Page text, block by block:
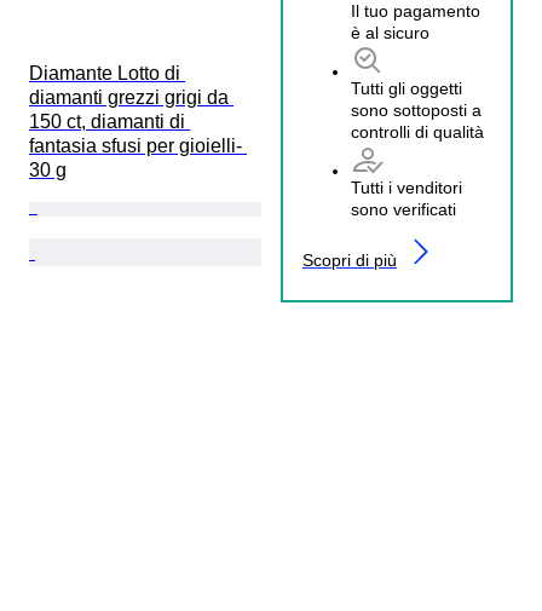
Il tuo pagamento
è al sicuro
Tutti gli oggetti
sono sottoposti a
controlli di qualità
Tutti i venditori
sono verificati
Scopri di più
Diamante Lotto di
diamanti grezzi grigi da
150 ct, diamanti di
fantasia sfusi per gioielli-
30 g